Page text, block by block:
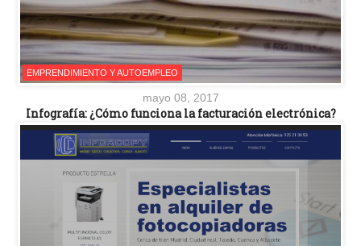
EMPRENDIMIENTO Y AUTOEMPLEO
mayo 08, 2017
Infografía: ¿Cómo funciona la facturación electrónica?